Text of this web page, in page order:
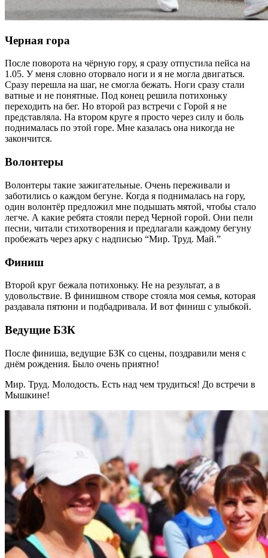
Черная гора
После поворота на чёрную гору, я сразу отпустила пейса на
1.05. У меня словно оторвало ноги и я не могла двигаться.
Сразу перешла на шаг, не смогла бежать. Ноги сразу стали
ватные и не понятные. Под конец решила потихоньку
переходить на бег. Но второй раз встречи с Горой я не
представляла. На втором круге я просто через силу и боль
поднималась по этой горе. Мне казалась она никогда не
закончится.
Волонтеры
Волонтеры такие зажигательные. Очень переживали и
заботились о каждом бегуне. Когда я поднималась на гору,
один волонтёр предложил мне подышать мятой, чтобы стало
легче. А какие ребята стояли перед Черной горой. Они пели
песни, читали стихотворения и предлагали каждому бегуну
пробежать через арку с надписью “Мир. Труд. Май.”
Финиш
Второй круг бежала потихоньку. Не на результат, а в
удовольствие. В финишном створе стояла моя семья, которая
раздавала пятюни и подбадривала. И вот финиш с улыбкой.
Ведущие БЗК
После финиша, ведущие БЗК со сцены, поздравили меня с
днём рождения. Было очень приятно!
Мир. Труд. Молодость. Есть над чем трудиться! До встречи в
Мышкине!